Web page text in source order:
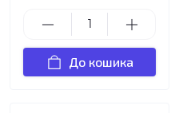
До кошика